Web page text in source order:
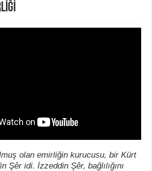
olan emirliğin kurucusu, bir Kürt
Şêr idi. İzzeddin Şêr, bağlılığını